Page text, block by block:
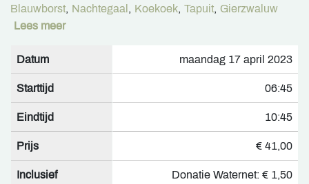
Blauwborst, Nachtegaal , Koekoek, Tapuit, Gierzwaluw
Lees meer
Datum maandag 17 april 2023
Starttijd 06:45
Eindtijd 10:45
Prijs € 41,00
Inclusief Donatie Waternet: € 1,50